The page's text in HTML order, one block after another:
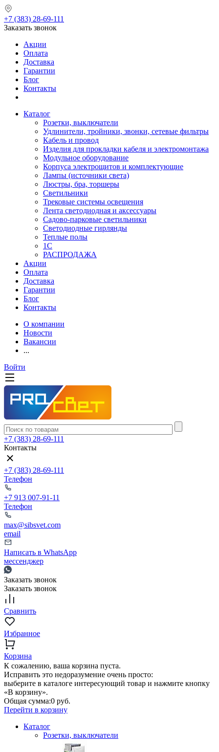
+7 (383) 28-69-111
Заказать звонок
Акции
Оплата
Доставка
Гарантии
Блог
Контакты
Каталог
Розетки, выключатели
Удлинители, тройники, звонки, сетевые фильтры
Кабель и провод
Изделия для прокладки кабеля и электромонтажа
Модульное оборудование
Корпуса электрощитов и комплектующие
Лампы (источники света)
Люстры, бра, торшеры
Светильники
Трековые системы освещения
Лента светодиодная и аксессуары
Садово-парковые светильники
Светодиодные гирлянды
Теплые полы
1С
РАСПРОДАЖА
Акции
Оплата
Доставка
Гарантии
Блог
Контакты
О компании
Новости
Вакансии
...
Войти
+7 (383) 28-69-111
Контакты
+7 (383) 28-69-111
Телефон
+7 913 007-91-11
Телефон
max@sibsvet.com
email
Написать в WhatsApp
мессенджер
Заказать звонок
Заказать звонок
Сравнить
Избранное
Корзина
К сожалению, ваша корзина пуста.
Исправить это недоразумение очень просто:
выберите в каталоге интересующий товар и нажмите кнопку
«В корзину».
Общая сумма:0 руб.
Перейти в корзину
Каталог
Розетки, выключатели